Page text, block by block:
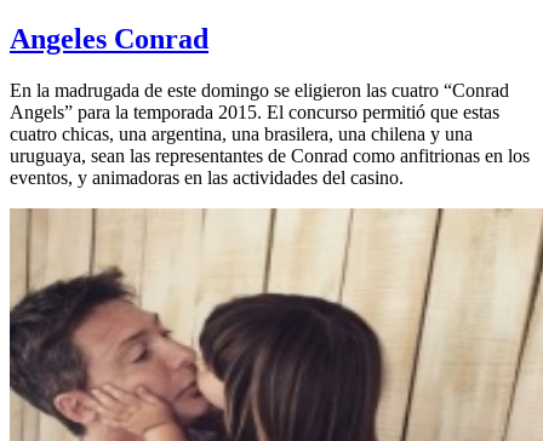
Angeles Conrad
En la madrugada de este domingo se eligieron las cuatro “Conrad
Angels” para la temporada 2015. El concurso permitió que estas
cuatro chicas, ­una argentina, una brasilera, una chilena y una
uruguaya­, sean las representantes de Conrad como anfitrionas en los
eventos, y animadoras en las actividades del casino.